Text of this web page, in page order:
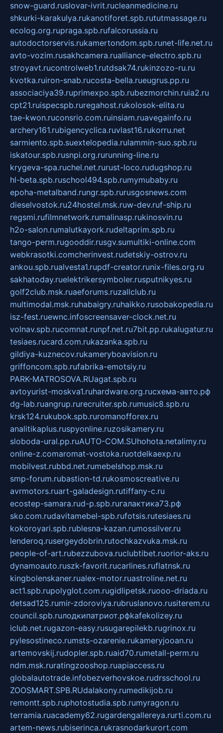
snow-guard.ruslovar-ivrit.rucleanmedicine.ru
shkurki-karakulya.rukanotiforet.spb.rututmassage.ru
ecolog.org.rupraga.spb.rufalcorussia.ru
autodoctorservis.rukamertondom.spb.runet-life.net.ru
avto-vozim.rusakhcamera.rualliance-electro.spb.ru
stroyavt.rucontrolweb1.rutdsak74.rukinzozo-ru.ru
kvotka.ruiron-snab.rucosta-bella.rueugrus.pp.ru
associaciya39.ruprimexpo.spb.rubezmorchin.ruia2.ru
cpt21.ruispecspb.ruregahost.rukolosok-elita.ru
tae-kwon.ruconsrio.com.ruinsiam.ruavegainfo.ru
archery161.rubigencyclica.ruvlast16.rukorru.net
sarmiento.spb.suextelopedia.rulammin-suo.spb.ru
iskatour.spb.rusnpi.org.rurunning-line.ru
krygeva-spa.ruchel.net.rurust-loco.rudugshop.ru
hl-beta.spb.ruschool494.spb.rumymubaby.ru
epoha-metalband.rungr.spb.rurusgosnews.com
dieselvostok.ru24hostel.msk.ruw-dev.ruf-ship.ru
regsmi.rufilmnetwork.rumalinasp.rukinosvin.ru
h2o-salon.rumalutkayork.rudeltaprim.spb.ru
tango-perm.rugooddir.rusgv.sumultiki-online.com
webkrasotki.comcherinvest.rudetskiy-ostrov.ru
ankou.spb.rualvesta1.rupdf-creator.runix-files.org.ru
sakhatoday.ruelektrikersymboler.rusputnikyes.ru
golf2club.msk.ruaeforums.ruzallclub.ru
multimodal.msk.ruhabaigry.ruhaikko.rusobakopedia.ru
isz-fest.ruewnc.infoscreensaver-clock.net.ru
volnav.spb.rucomnat.runpf.net.ru7bit.pp.rukalugatur.ru
tesiaes.rucard.com.rukazanka.spb.ru
gildiya-kuznecov.rukameryboavision.ru
griffoncom.spb.rufabrika-emotsiy.ru
PARK-MATROSOVA.RUagat.spb.ru
avtoyurist-moskva1.ruhardware.org.ruсхема-авто.рф
dg-lab.ruangrup.rurecruiter.spb.rumusic8.spb.ru
krsk124.rukubok.spb.ruromanofforex.ru
analitikaplus.ruspyonline.ruzosikamery.ru
sloboda-ural.pp.ruAUTO-COM.SUhohota.netalimy.ru
online-z.comaromat-vostoka.ruotdelkaexp.ru
mobilvest.rubbd.net.rumebelshop.msk.ru
smp-forum.rubastion-td.rukosmoscreative.ru
avrmotors.ruart-galadesign.rutiffany-c.ru
ecostep-samara.rud-p.spb.ruгалактика73.рф
sko.com.rudavitamebel-spb.rufotsis.rutesiaes.ru
kokoroyari.spb.rublesna-kazan.rumossilver.ru
lenderoq.rusergeydobrin.rutochkazvuka.msk.ru
people-of-art.rubezzubova.ruclubtibet.ruorior-aks.ru
dynamoauto.ruszk-favorit.rucarlines.ruflatnsk.ru
kingbolenskaner.rualex-motor.ruastroline.net.ru
act1.spb.rupolyglot.com.rugidlipetsk.ruooo-driada.ru
detsad125.rumir-zdoroviya.rubruslanovo.rusiterem.ru
council.spb.ruлодкипатриот.рфkafekolizey.ru
iclub.net.rugazon-easy.rusugarepilekb.rugrinox.ru
pylesostineco.rumsts-ozarenie.rukameryjooan.ru
artemovskij.rudopler.spb.ruaid70.rumetall-perm.ru
ndm.msk.ruratingzooshop.ruapiaccess.ru
globalautotrade.infobezverhovskoe.rudrsschool.ru
ZOOSMART.SPB.RUdalakony.rumedikijob.ru
remontt.spb.ruphotostudia.spb.rumyragon.ru
terramia.ruacademy62.rugardengallereya.rurti.com.ru
artem-news.rubiserinca.rukrasnodarkurort.com